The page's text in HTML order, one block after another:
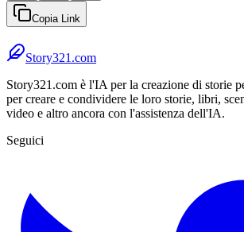
Copia Link
Story321.com
Story321.com è l'IA per la creazione di storie
per creare e condividere le loro storie, libri,
video e altro ancora con l'assistenza dell'IA.
Seguici